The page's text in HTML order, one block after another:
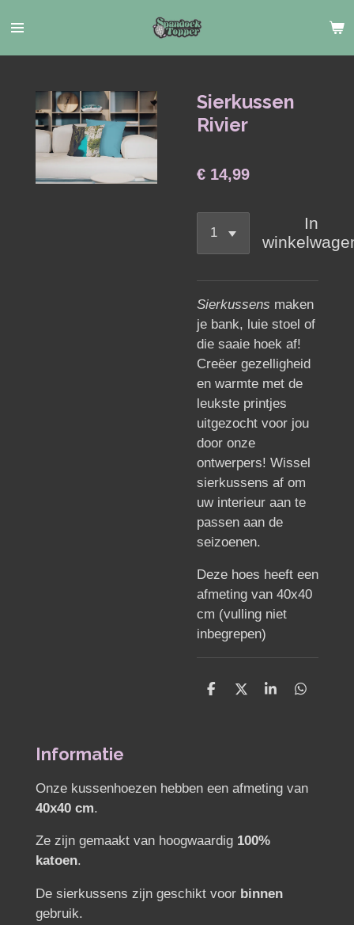
direct
naar
hoofdinhoud
Sierkussen
Rivier
€ 14,99
In
Sierkussens maken
je bank, luie stoel of
die saaie hoek af!
Creëer gezelligheid
en warmte met de
leukste printjes
uitgezocht voor jou
door onze
ontwerpers! Wissel
sierkussens af om
uw interieur aan te
passen aan de
seizoenen.
Deze hoes heeft een
afmeting van 40x40
cm (vulling niet
inbegrepen)
D
D
S
D
Informatie
Onze kussenhoezen hebben een afmeting van
40x40 cm.
Ze zijn gemaakt van hoogwaardig 100%
katoen.
De sierkussens zijn geschikt voor binnen
gebruik.